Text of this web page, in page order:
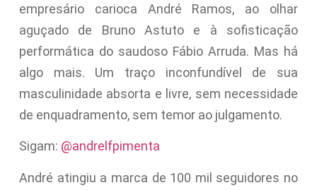
empresário carioca André Ramos, ao olhar
aguçado de Bruno Astuto e à sofisticação
performática do saudoso Fábio Arruda. Mas há
algo mais. Um traço inconfundível de sua
masculinidade absorta e livre, sem necessidade
de enquadramento, sem temor ao julgamento.
Sigam: @andrelfpimenta
André atingiu a marca de 100 mil seguidores no